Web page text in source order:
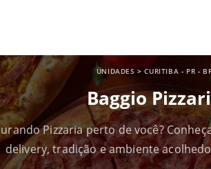
UNIDADES>CURITIBA - PR -
Baggio
Pizzaria perto de você?
delivery, tradição e ambiente